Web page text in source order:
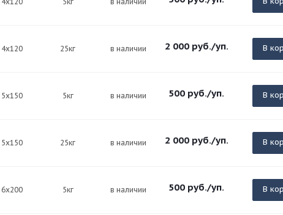
4х120 25кг в наличии 2 000руб./уп. В
5х150 5кг в наличии 500 руб./уп. В
5х150 25кг в наличии 2 000руб./уп. В
6х200 5кг в наличии 500 руб./уп. В